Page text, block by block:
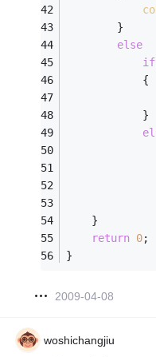
		}
else
if
			{
			}
	}
return 0;
}
2009-04-08
woshichangjiu